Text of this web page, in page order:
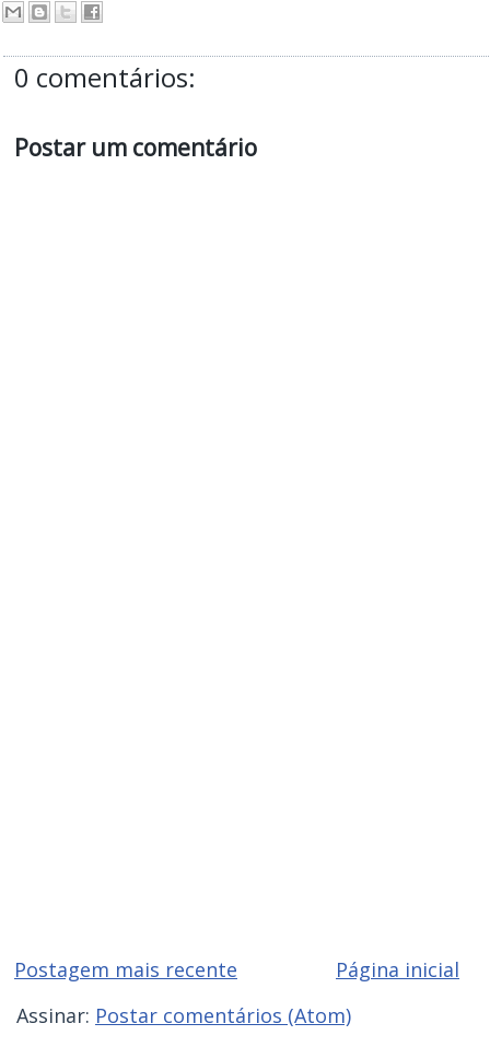
0 comentários:
Postar um comentário
Postagem mais recente
Página inicial
Assinar: Postar comentários (Atom)